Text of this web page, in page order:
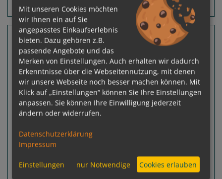
Routeninfos Terminübersicht
7 Nächte Norwegen, Dänemark
Mein Schiff Flow
Kiel - Kiel
Previous
Mit unseren Cookies möchten
wir Ihnen ein auf Sie
angepasstes Einkaufserlebnis
bieten. Dazu gehören z.B.
passende Angebote und das
Merken von Einstellungen. Auch erhalten wir dadurch
Erkenntnisse über die Webseitennutzung, mit denen
wir unsere Webseite noch besser machen können. Mit
Klick auf „Einstellungen“ können Sie Ihre Einstellungen
anpassen. Sie können Ihre Einwilligung jederzeit
ändern oder widerrufen.
Datenschutzerklärung
Impressum
Einstellungen nur Notwendige Cookies erlauben